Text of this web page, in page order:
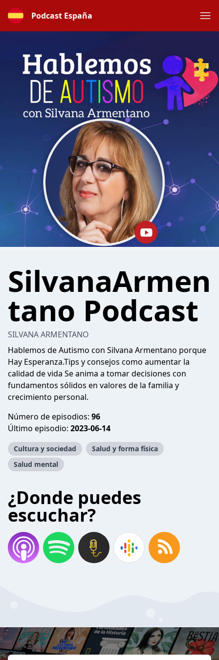
Podcast España
SilvanaArmen
tano Podcast
SILVANA ARMENTANO
Hablemos de Autismo con Silvana Armentano porque
Hay Esperanza.Tips y consejos como aumentar la
calidad de vida Se anima a tomar decisiones con
fundamentos sólidos en valores de la familia y
crecimiento personal.
Número de episodios: 96
Último episodio: 2023-06-14
Cultura y sociedad
Salud y forma física
Salud mental
¿Donde puedes
escuchar?